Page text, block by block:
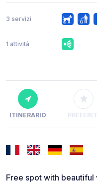
3 servizi
1 attività
ITINERARIO
Free spot with